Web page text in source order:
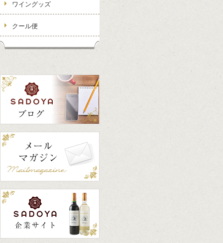
ワイングッズ
クール便